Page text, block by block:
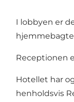
I lobbyen er
Receptionen
Hotellet har
henholdsvis